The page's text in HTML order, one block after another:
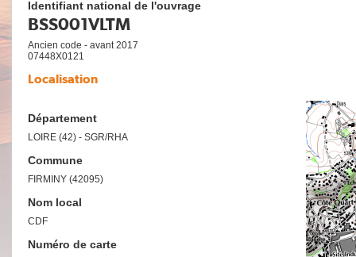
Identifiant national de l'ouvrage
BSS001VLTM
Ancien code - avant 2017
07448X0121
Localisation
Département
LOIRE (42) - SGR/RHA
Commune
FIRMINY (42095)
Nom local
CDF
Numéro de carte